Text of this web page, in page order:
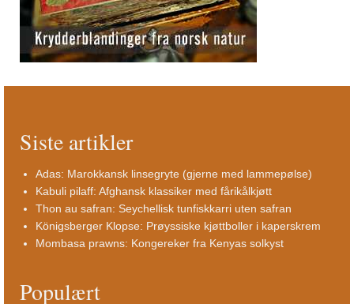
Siste artikler
Adas: Marokkansk linsegryte (gjerne med lammepølse)
Kabuli pilaff: Afghansk klassiker med fårikålkjøtt
Thon au safran: Seychellisk tunfiskkarri uten safran
Königsberger Klopse: Prøyssiske kjøttboller i kaperskrem
Mombasa prawns: Kongereker fra Kenyas solkyst
Populært